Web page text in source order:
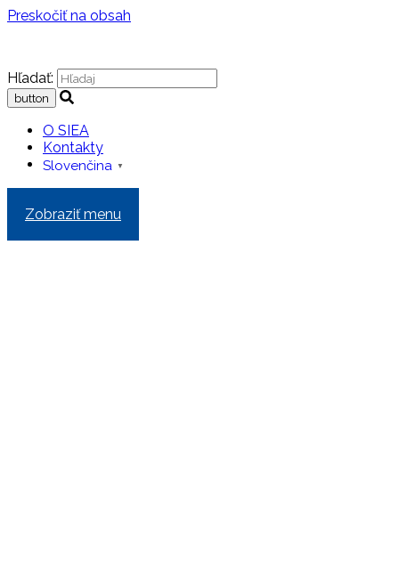
Preskočiť na obsah
Hľadať:
O SIEA
Kontakty
Slovenčina ▼
Zobraziť menu